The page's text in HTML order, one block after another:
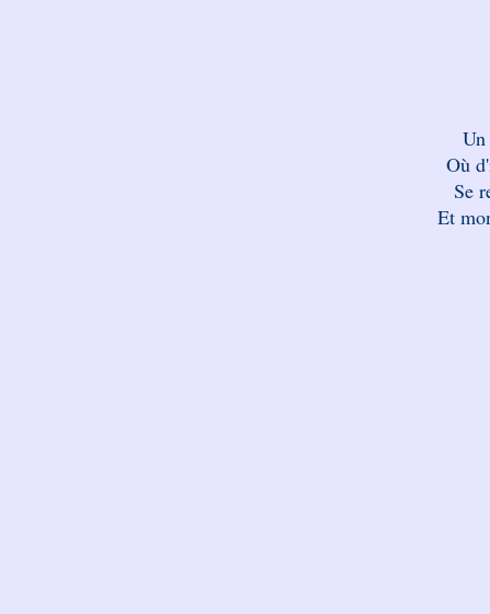
Où
Se
Et